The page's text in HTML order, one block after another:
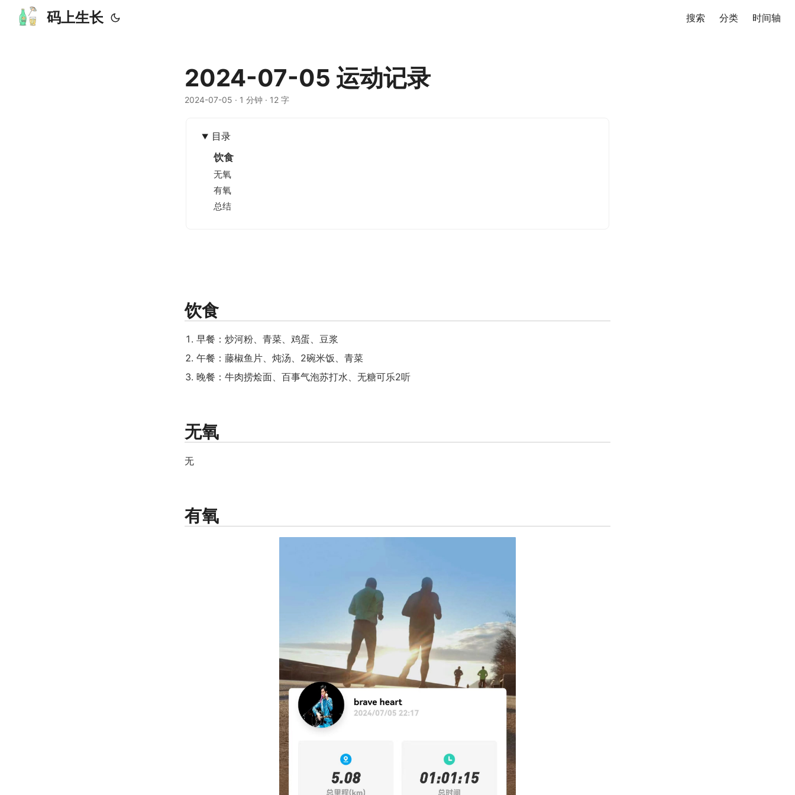
码上生长 搜索 分类 时间轴
2024-07-05 运动记录
2024-07-05 · 1 分钟 · 12 字
目录
饮食
无氧
有氧
总结
饮食
早餐：炒河粉、青菜、鸡蛋、豆浆
午餐：藤椒鱼片、炖汤、2碗米饭、青菜
晚餐：牛肉捞烩面、百事气泡苏打水、无糖可乐2听
无氧
无
有氧